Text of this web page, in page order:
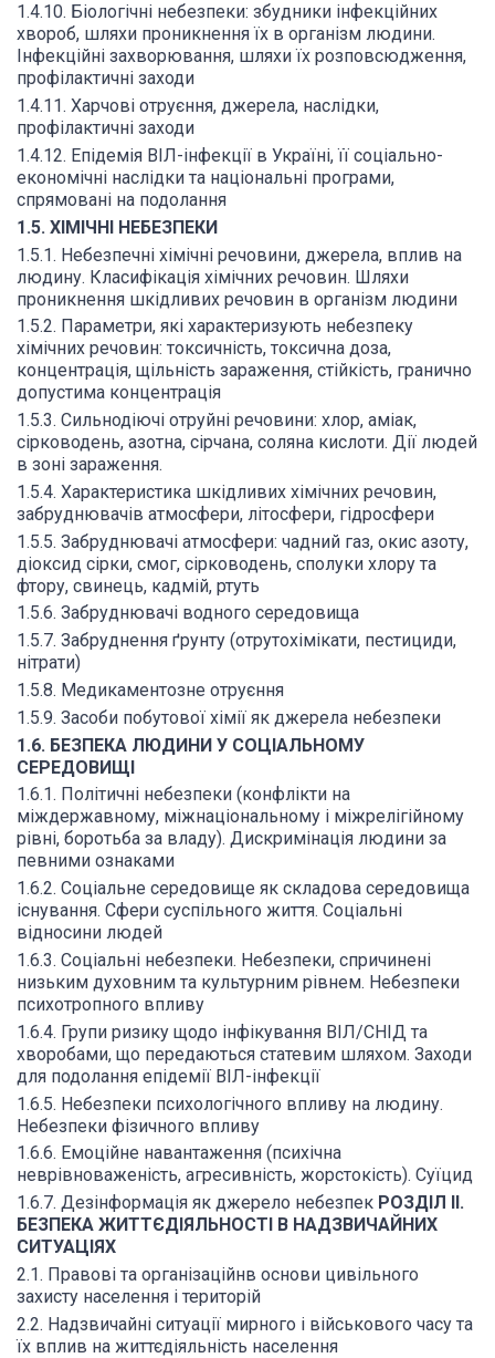
1.4.10. Біологічні небезпеки: збудники інфекційних
хвороб, шляхи проникнення їх в організм людини.
Інфекційні захворювання, шляхи їх розповсюдження,
профілактичні заходи
1.4.11. Харчові отруєння, джерела, наслідки,
профілактичні заходи
1.4.12. Епідемія ВІЛ-інфекції в Україні, її соціально-
економічні наслідки та національні програми,
спрямовані на подолання
1.5. ХІМІЧНІ НЕБЕЗПЕКИ
1.5.1. Небезпечні хімічні речовини, джерела, вплив на
людину. Класифікація хімічних речовин. Шляхи
проникнення шкідливих речовин в організм людини
1.5.2. Параметри, які характеризують небезпеку
хімічних речовин: токсичність, токсична доза,
концентрація, щільність зараження, стійкість, гранично
допустима концентрація
1.5.3. Сильнодіючі отруйні речовини: хлор, аміак,
сірководень, азотна, сірчана, соляна кислоти. Дії людей
в зоні зараження.
1.5.4. Характеристика шкідливих хімічних речовин,
забруднювачів атмосфери, літосфери, гідросфери
1.5.5. Забруднювачі атмосфери: чадний газ, окис азоту,
діоксид сірки, смог, сірководень, сполуки хлору та
фтору, свинець, кадмій, ртуть
1.5.6. Забруднювачі водного середовища
1.5.7. Забруднення ґрунту (отрутохімікати, пестициди,
нітрати)
1.5.8. Медикаментозне отруєння
1.5.9. Засоби побутової хімії як джерела небезпеки
1.6. БЕЗПЕКА ЛЮДИНИ У СОЦІАЛЬНОМУ
СЕРЕДОВИЩІ
1.6.1. Політичні небезпеки (конфлікти на
міждержавному, міжнаціональному і міжрелігійному
рівні, боротьба за владу). Дискримінація людини за
певними ознаками
1.6.2. Соціальне середовище як складова середовища
існування. Сфери суспільного життя. Соціальні
відносини людей
1.6.3. Соціальні небезпеки. Небезпеки, спричинені
низьким духовним та культурним рівнем. Небезпеки
психотропного впливу
1.6.4. Групи ризику щодо інфікування ВІЛ/СНІД та
хворобами, що передаються статевим шляхом. Заходи
для подолання епідемії ВІЛ-інфекції
1.6.5. Небезпеки психологічного впливу на людину.
Небезпеки фізичного впливу
1.6.6. Емоційне навантаження (психічна
неврівноваженість, агресивність, жорстокість). Суїцид
1.6.7. Дезінформація як джерело небезпек РОЗДІЛ II.
БЕЗПЕКА ЖИТТЄДІЯЛЬНОСТІ В НАДЗВИЧАЙНИХ
СИТУАЦІЯХ
2.1. Правові та організаційнв основи цивільного
захисту населення і територій
2.2. Надзвичайні ситуації мирного і військового часу та
їх вплив на життєдіяльність населення